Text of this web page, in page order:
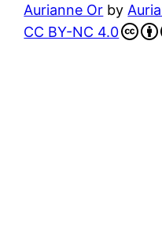
Aurianne Or by
CC BY-NC 4.0